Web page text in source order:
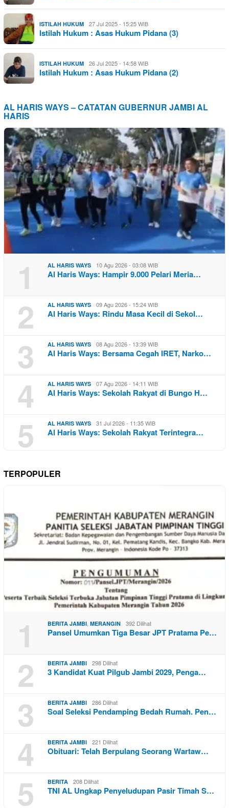
ISTILAH HUKUM 27 Jul 2025 - 15:25 WIB
Istilah Hukum : Asas Hukum Pidana (3)
ISTILAH HUKUM 26 Jul 2025 - 14:58 WIB
Istilah Hukum : Asas Hukum Pidana (2)
AL HARIS WAYS – CATATAN GUBERNUR JAMBI AL
HARIS
1 AL HARIS WAYS 10 Agu 2026 - 03:08 WIB
Al Haris Ways: Hampir 9.000 Pelari Meria…
2 AL HARIS WAYS 09 Agu 2026 - 15:24 WIB
Al Haris Ways: Rindu Masa Kecil di Sekol…
3 AL HARIS WAYS 08 Agu 2026 - 13:39 WIB
Al Haris Ways: Bersama Cegah IRET, Narko…
4 AL HARIS WAYS 07 Agu 2026 - 14:11 WIB
Al Haris Ways: Sekolah Rakyat di Bungo H…
5 AL HARIS WAYS 31 Jul 2026 - 11:35 WIB
Al Haris Ways: Sekolah Rakyat Terintegra…
TERPOPULER
1 BERITA JAMBI, MERANGIN 392 Dilihat
Pansel Umumkan Tiga Besar JPT Pratama Pe…
2 BERITA JAMBI 298 Dilihat
3 Kandidat Kuat Pilgub Jambi 2029, Penga…
3 BERITA JAMBI 286 Dilihat
Soal Seleksi Pendamping Bedah Rumah. Pen…
4 BERITA JAMBI 221 Dilihat
Obituari: Telah Berpulang Seorang Wartaw…
5 BERITA 208 Dilihat
TNI AL Ungkap Penyeludupan Pasir Timah S…